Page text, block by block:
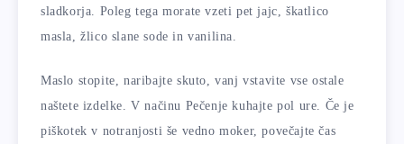
sladkorja. Poleg tega morate vzeti pet jajc, škatlico
masla, žlico slane sode in vanilina.
Maslo stopite, naribajte skuto, vanj vstavite vse ostale
naštete izdelke. V načinu Pečenje kuhajte pol ure. Če je
piškotek v notranjosti še vedno moker, povečajte čas